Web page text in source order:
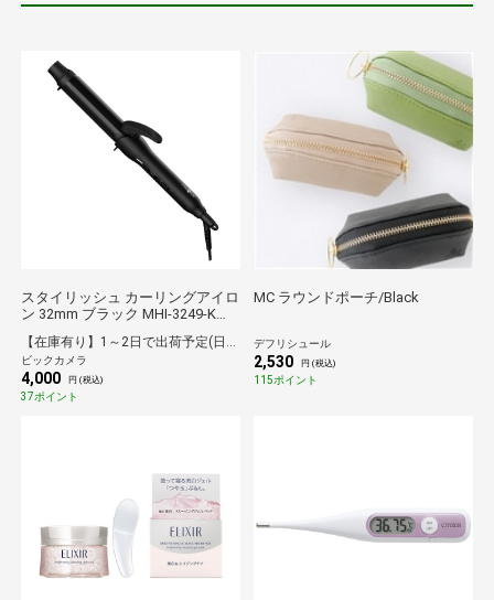
スタイリッシュ カーリングアイロ
ン 32mm ブラック MHI-3249-K
【在庫有り】1～2日で出荷予定(日付指定可)
ビックカメラ
4,000 円 (税込)
37ポイント
MC ラウンドポーチ/Black
デフリシュール
2,530 円 (税込)
115ポイント